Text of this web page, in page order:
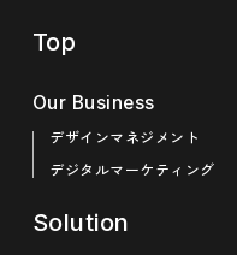
Top
Our Business
デザインマネジメント
デジタルマーケティング
Solution